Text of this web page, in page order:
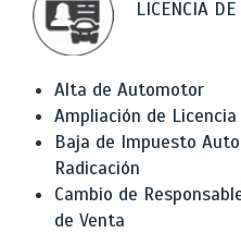
LICENCIA DE
Alta de Automotor
Ampliación de
Baja de Impuesto
Radicación
Cambio de
de Venta